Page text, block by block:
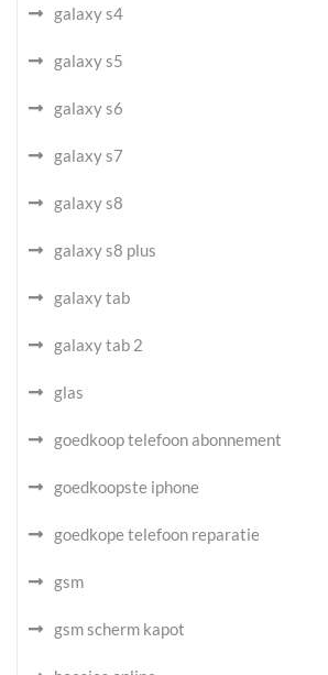
galaxy s4
galaxy s5
galaxy s6
galaxy s7
galaxy s8
galaxy s8 plus
galaxy tab
galaxy tab 2
glas
goedkoop telefoon abonnement
goedkoopste iphone
goedkope telefoon reparatie
gsm
gsm scherm kapot